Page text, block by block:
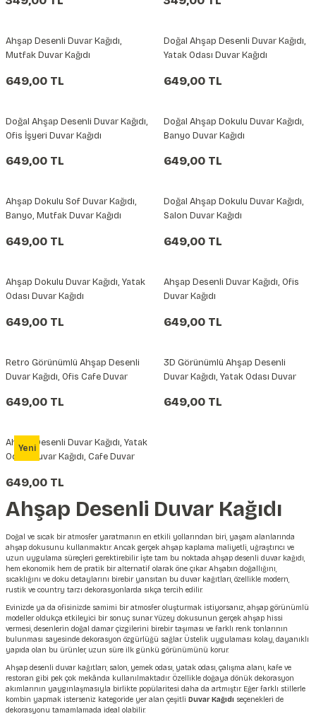
Ahşap Desenli Duvar Kağıdı,
Mutfak Duvar Kağıdı
649,00 TL
Doğal Ahşap Desenli Duvar Kağıdı,
Yatak Odası Duvar Kağıdı
649,00 TL
Doğal Ahşap Desenli Duvar Kağıdı,
Ofis İşyeri Duvar Kağıdı
649,00 TL
Doğal Ahşap Dokulu Duvar Kağıdı,
Banyo Duvar Kağıdı
649,00 TL
Ahşap Dokulu Sof Duvar Kağıdı,
Banyo, Mutfak Duvar Kağıdı
649,00 TL
Doğal Ahşap Dokulu Duvar Kağıdı,
Salon Duvar Kağıdı
649,00 TL
Ahşap Dokulu Duvar Kağıdı, Yatak
Odası Duvar Kağıdı
649,00 TL
Ahşap Desenli Duvar Kağıdı, Ofis
Duvar Kağıdı
649,00 TL
Retro Görünümlü Ahşap Desenli
Duvar Kağıdı, Ofis Cafe Duvar
649,00 TL
3D Görünümlü Ahşap Desenli
Duvar Kağıdı, Yatak Odası Duvar
649,00 TL
Yeni
Ahşap Desenli Duvar Kağıdı, Yatak
Odası Duvar Kağıdı, Cafe Duvar
649,00 TL
Ahşap Desenli Duvar Kağıdı
Doğal ve sıcak bir atmosfer yaratmanın en etkili yollarından biri, yaşam alanlarında
ahşap dokusunu kullanmaktır. Ancak gerçek ahşap kaplama maliyetli, uğraştırıcı ve
uzun uygulama süreçleri gerektirebilir. İşte tam bu noktada ahşap desenli duvar kağıdı,
hem ekonomik hem de pratik bir alternatif olarak öne çıkar. Ahşabın doğallığını,
sıcaklığını ve doku detaylarını birebir yansıtan bu duvar kağıtları, özellikle modern,
rustik ve country tarzı dekorasyonlarda sıkça tercih edilir.
Evinizde ya da ofisinizde samimi bir atmosfer oluşturmak istiyorsanız, ahşap görünümlü
modeller oldukça etkileyici bir sonuç sunar. Yüzey dokusunun gerçek ahşap hissi
vermesi, desenlerin doğal damar çizgilerini birebir taşıması ve farklı renk tonlarının
bulunması sayesinde dekorasyon özgürlüğü sağlar. Üstelik uygulaması kolay, dayanıklı
yapıda olan bu ürünler, uzun süre ilk günkü görünümünü korur.
Ahşap desenli duvar kağıtları; salon, yemek odası, yatak odası, çalışma alanı, kafe ve
restoran gibi pek çok mekânda kullanılmaktadır. Özellikle doğaya dönük dekorasyon
akımlarının yaygınlaşmasıyla birlikte popülaritesi daha da artmıştır. Eğer farklı stillerle
kombin yapmak isterseniz kategoride yer alan çeşitli Duvar Kağıdı seçenekleri de
dekorasyonu tamamlamada ideal olabilir.